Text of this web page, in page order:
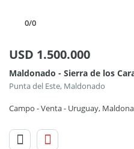
0/0
USD 1.500.000
Maldonado - Sierra de los
Punta del Este, Maldonado
Campo - Venta - Uruguay,